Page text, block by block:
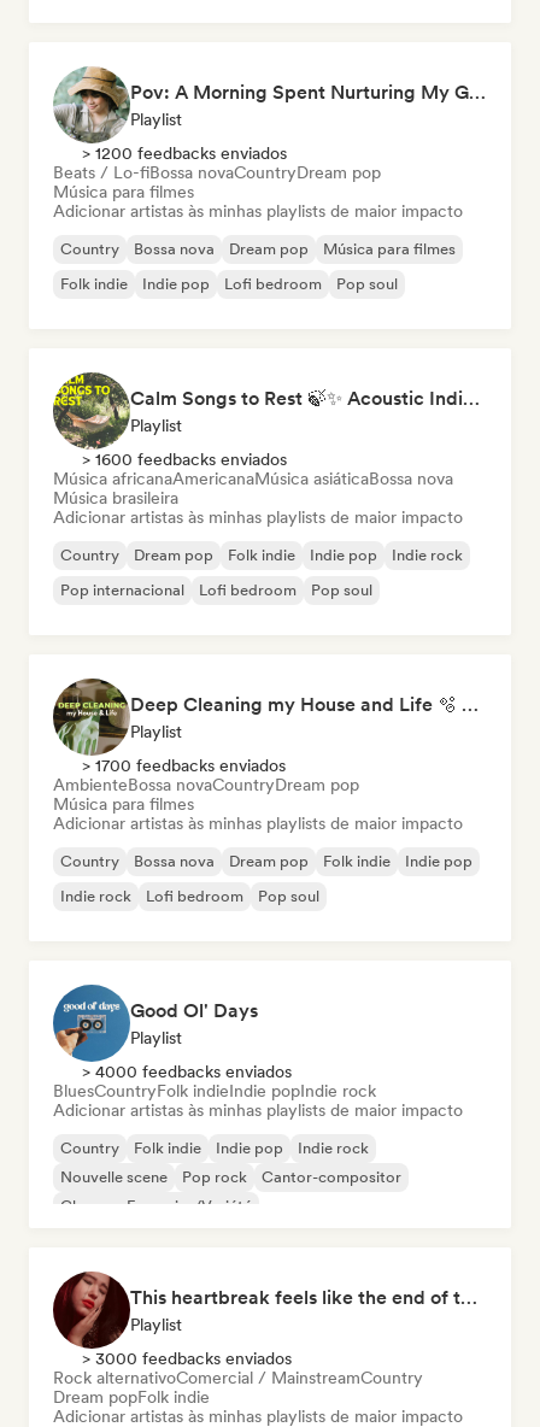
Pov: A Morning Spent Nurturing My Garden
Playlist
> 1200 feedbacks enviados
Beats / Lo-fiBossa novaCountryDream pop
Música para filmes
Adicionar artistas às minhas playlists de maior impacto
Country Bossa nova Dream pop
Música para filmes
Folk indie
Indie pop Lofi bedroom Pop soul
Calm Songs to Rest 🍃✨ Acoustic Indie Folk & Singer-Songwriter
Playlist
> 1600 feedbacks enviados
Música africanaAmericanaMúsica asiáticaBossa nova
Música brasileira
Adicionar artistas às minhas playlists de maior impacto
Country Dream pop Folk indie Indie pop
Indie rock
Pop internacional
Lofi bedroom Pop soul
Deep Cleaning my House and Life 🫧 Bedroom Pop & Indie Pop
Playlist
> 1700 feedbacks enviados
AmbienteBossa novaCountryDream pop
Música para filmes
Adicionar artistas às minhas playlists de maior impacto
Country Bossa nova Dream pop Folk indie
Indie pop
Indie rock
Lofi bedroom Pop soul
Good Ol' Days
Playlist
> 4000 feedbacks enviados
BluesCountryFolk indieIndie popIndie rock
Adicionar artistas às minhas playlists de maior impacto
Country Folk indie Indie pop
Indie rock
Nouvelle scene
Pop rock
Cantor-compositor
Chanson Française/Variété
This heartbreak feels like the end of the world
Playlist
> 3000 feedbacks enviados
Rock alternativoComercial / MainstreamCountry
Dream popFolk indie
Adicionar artistas às minhas playlists de maior impacto